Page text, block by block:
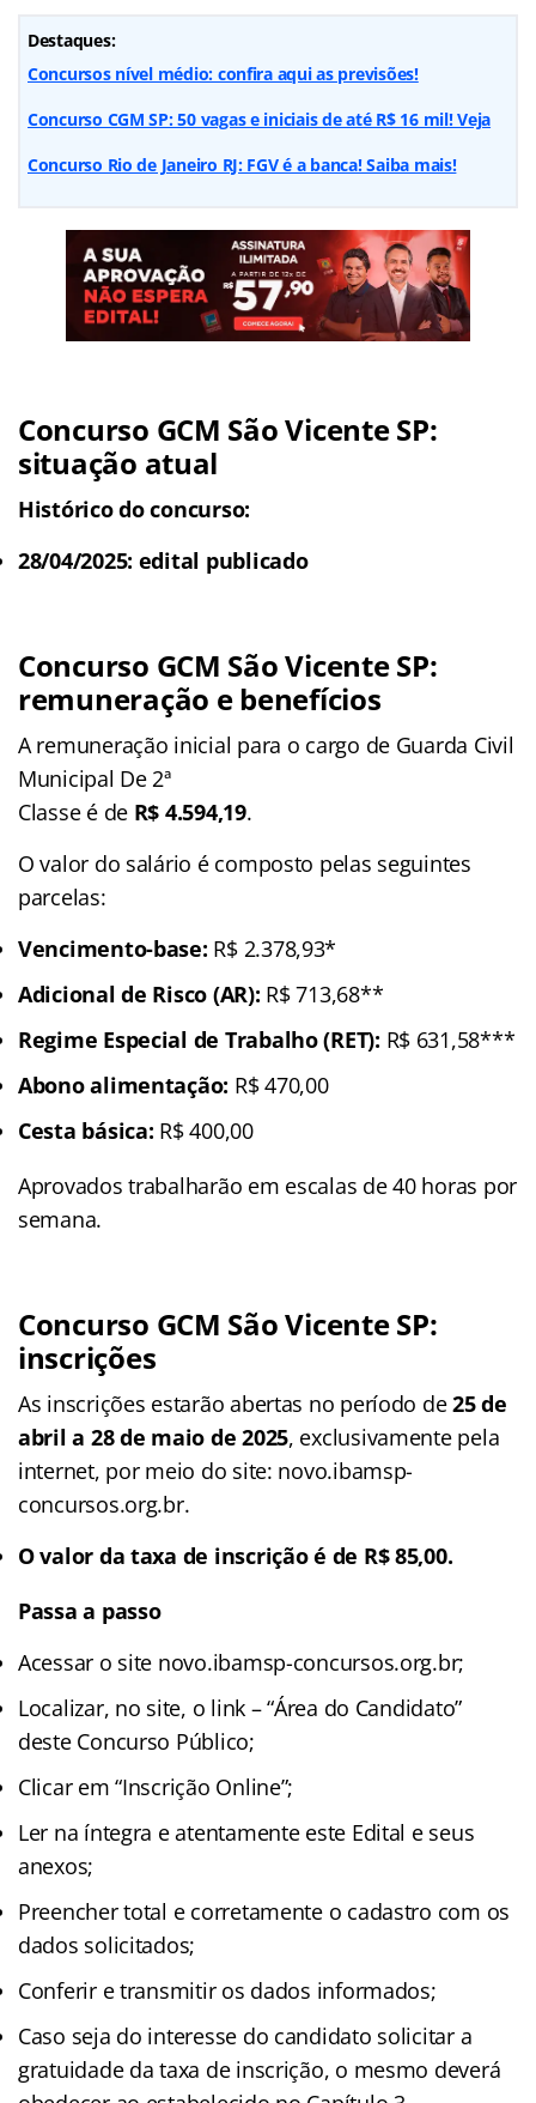
Destaques:
Concursos nível médio: confira aqui as previsões!
Concurso CGM SP: 50 vagas e iniciais de até R$ 16 mil! Veja
Concurso Rio de Janeiro RJ: FGV é a banca! Saiba mais!
Concurso GCM São Vicente SP:
situação atual
Histórico do concurso:
28/04/2025: edital publicado
Concurso GCM São Vicente SP:
remuneração e benefícios
A remuneração inicial para o cargo de Guarda Civil
Municipal De 2ª
Classe é de R$ 4.594,19.
O valor do salário é composto pelas seguintes
parcelas:
Vencimento-base: R$ 2.378,93*
Adicional de Risco (AR): R$ 713,68**
Regime Especial de Trabalho (RET): R$ 631,58***
Abono alimentação: R$ 470,00
Cesta básica: R$ 400,00
Aprovados trabalharão em escalas de 40 horas por
semana.
Concurso GCM São Vicente SP:
inscrições
As inscrições estarão abertas no período de25 de
abril a 28 de maio de 2025, exclusivamente pela
internet, por meio do site: novo.ibamsp-
concursos.org.br.
O valor da taxa de inscrição é de R$ 85,00.
Passa a passo
Acessar o site novo.ibamsp-concursos.org.br;
Localizar, no site, o link – “Área do Candidato”
deste Concurso Público;
Clicar em “Inscrição Online”;
Ler na íntegra e atentamente este Edital e seus
anexos;
Preencher total e corretamente o cadastro com os
dados solicitados;
Conferir e transmitir os dados informados;
Caso seja do interesse do candidato solicitar a
gratuidade da taxa de inscrição, o mesmo deverá